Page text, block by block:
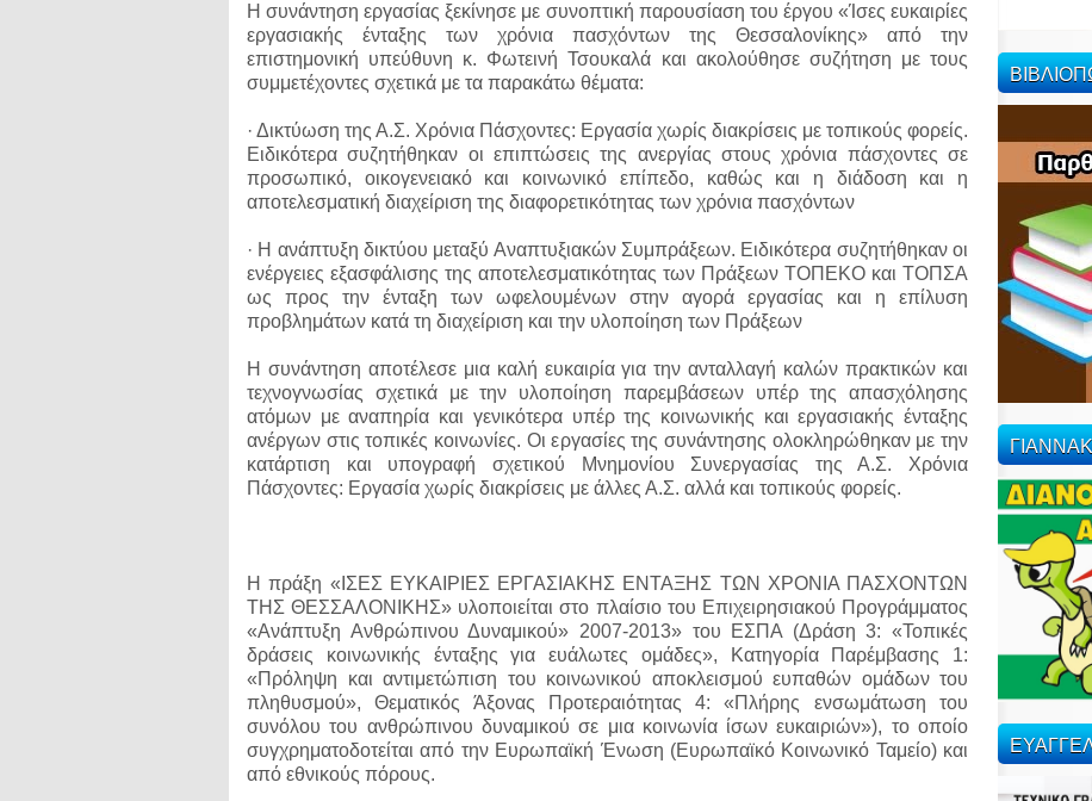
Η συνάντηση εργασίας ξεκίνησε με συνοπτική παρουσίαση του έργου «Ίσες ευκαιρίες
εργασιακής ένταξης των χρόνια πασχόντων της Θεσσαλονίκης» από την
επιστημονική υπεύθυνη κ. Φωτεινή Τσουκαλά και ακολούθησε συζήτηση με τους
συμμετέχοντες σχετικά με τα παρακάτω θέματα:
· Δικτύωση της Α.Σ. Χρόνια Πάσχοντες: Εργασία χωρίς διακρίσεις με τοπικούς φορείς.
Ειδικότερα συζητήθηκαν οι επιπτώσεις της ανεργίας στους χρόνια πάσχοντες σε
προσωπικό, οικογενειακό και κοινωνικό επίπεδο, καθώς και η διάδοση και η
αποτελεσματική διαχείριση της διαφορετικότητας των χρόνια πασχόντων
· Η ανάπτυξη δικτύου μεταξύ Αναπτυξιακών Συμπράξεων. Ειδικότερα συζητήθηκαν οι
ενέργειες εξασφάλισης της αποτελεσματικότητας των Πράξεων ΤΟΠΕΚΟ και ΤΟΠΣΑ
ως προς την ένταξη των ωφελουμένων στην αγορά εργασίας και η επίλυση
προβλημάτων κατά τη διαχείριση και την υλοποίηση των Πράξεων
Η συνάντηση αποτέλεσε μια καλή ευκαιρία για την ανταλλαγή καλών πρακτικών και
τεχνογνωσίας σχετικά με την υλοποίηση παρεμβάσεων υπέρ της απασχόλησης
ατόμων με αναπηρία και γενικότερα υπέρ της κοινωνικής και εργασιακής ένταξης
ανέργων στις τοπικές κοινωνίες. Οι εργασίες της συνάντησης ολοκληρώθηκαν με την
κατάρτιση και υπογραφή σχετικού Μνημονίου Συνεργασίας της Α.Σ. Χρόνια
Πάσχοντες: Εργασία χωρίς διακρίσεις με άλλες Α.Σ. αλλά και τοπικούς φορείς.
Η πράξη «ΙΣΕΣ ΕΥΚΑΙΡΙΕΣ ΕΡΓΑΣΙΑΚΗΣ ΕΝΤΑΞΗΣ ΤΩΝ ΧΡΟΝΙΑ ΠΑΣΧΟΝΤΩΝ
ΤΗΣ ΘΕΣΣΑΛΟΝΙΚΗΣ» υλοποιείται στο πλαίσιο του Επιχειρησιακού Προγράμματος
«Ανάπτυξη Ανθρώπινου Δυναμικού» 2007-2013» του ΕΣΠΑ (Δράση 3: «Τοπικές
δράσεις κοινωνικής ένταξης για ευάλωτες ομάδες», Κατηγορία Παρέμβασης 1:
«Πρόληψη και αντιμετώπιση του κοινωνικού αποκλεισμού ευπαθών ομάδων του
πληθυσμού», Θεματικός Άξονας Προτεραιότητας 4: «Πλήρης ενσωμάτωση του
συνόλου του ανθρώπινου δυναμικού σε μια κοινωνία ίσων ευκαιριών»), το οποίο
συγχρηματοδοτείται από την Ευρωπαϊκή Ένωση (Ευρωπαϊκό Κοινωνικό Ταμείο) και
από εθνικούς πόρους.